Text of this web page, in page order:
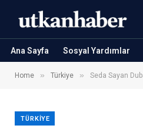
Ana Sayfa Sosyal Yardımlar
Home » Türkiye » Seda Sayan Dubai’ye
TÜRKIYE